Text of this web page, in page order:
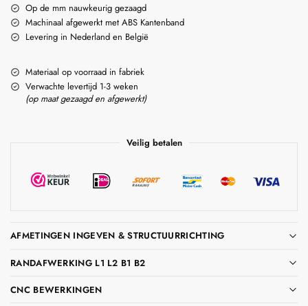
Op de mm nauwkeurig gezaagd
Machinaal afgewerkt met ABS Kantenband
Levering in Nederland en België
Materiaal op voorraad in fabriek
Verwachte levertijd 1-3 weken
(op maat gezaagd en afgewerkt)
Veilig betalen
AFMETINGEN INGEVEN & STRUCTUURRICHTING
RANDAFWERKING L1 L2 B1 B2
CNC BEWERKINGEN